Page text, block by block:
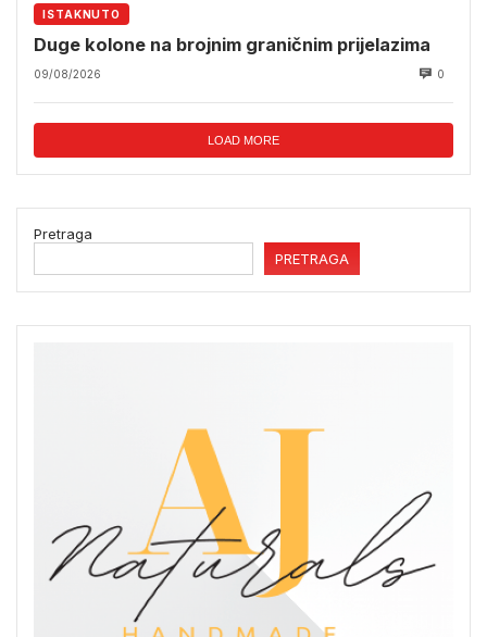
ISTAKNUTO
Duge kolone na brojnim graničnim prijelazima
09/08/2026 0
LOAD MORE
Pretraga
PRETRAGA